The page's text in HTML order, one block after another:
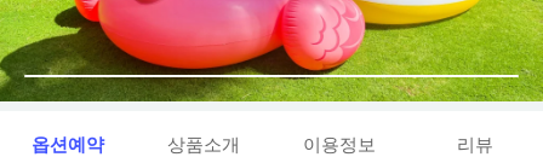
옵션예약 상품소개 이용정보 리뷰